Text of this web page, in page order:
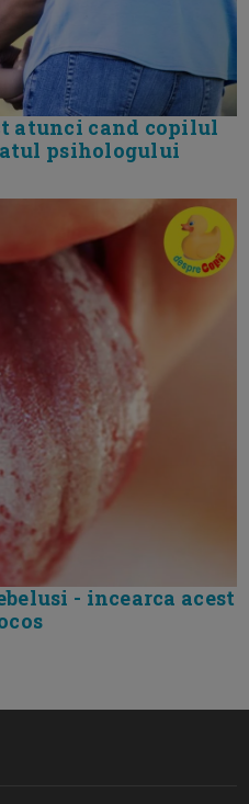
atunci cand copilul
psihologului
- incearca acest